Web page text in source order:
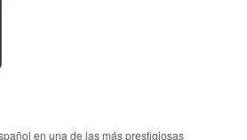
en una de las más prestigiosas